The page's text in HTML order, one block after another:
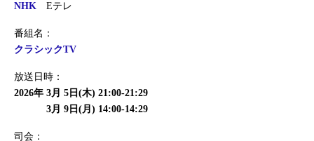
NHK Eテレ
番組名：
クラシックTV
放送日時：
2026年 3月 5日(木) 21:00-21:29
3月 9日(月) 14:00-14:29
司会：